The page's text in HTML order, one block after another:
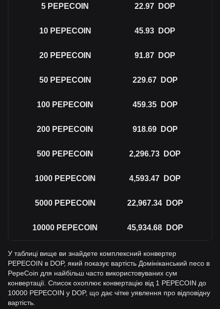
5 PEPECOIN 22.97 DOP
10 PEPECOIN 45.93 DOP
20 PEPECOIN 91.87 DOP
50 PEPECOIN 229.67 DOP
100 PEPECOIN 459.35 DOP
200 PEPECOIN 918.69 DOP
500 PEPECOIN 2,296.73 DOP
1000 PEPECOIN 4,593.47 DOP
5000 PEPECOIN 22,967.34 DOP
10000 PEPECOIN 45,934.68 DOP
У таблиці вище ви знайдете комплексний конвертер
PEPECOIN в DOP, який показує вартість Домініканський песо в
PepeCoin для найбільш часто використовуваних сум
конвертації. Список охоплює конвертацію від 1 PEPECOIN до
10000 PEPECOIN у DOP, що дає чітке уявлення про відповідну
вартість.